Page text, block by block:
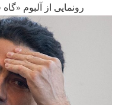
رونمایی از آلبوم